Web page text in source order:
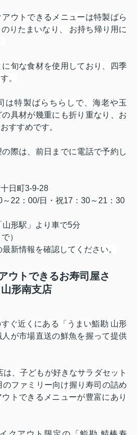
ウトできるメニューは特製ばら
りたまいなり、 お持ち帰り用に
旬な食材を使用しており、四季
。
は特製ばらちらしで、 海老や玉
具材が幾重にも折り重なり、お
すすめです。
際は、前日までに電話で予約し
日町3-9-28
～ 22 ： 00/日・祝17 ： 30～ 21 ： 30
山形駅」より車で5分
）
最新情報を確認してください。
ウトできるお寿司屋さ
形南支店
ぐ近くにある「うまい鮨勘 山形
が市場直送の鮮魚を握って提供
は、子どもが好きなサラダセット
のファミリー向け握り寿司の詰め
トできるメニューが豊富にあり